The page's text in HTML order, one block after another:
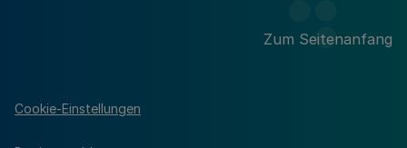
Zum Seitenanfang
Cookie-Einstellungen